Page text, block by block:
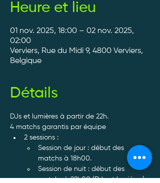
Heure et lieu
01 nov. 2025, 18:00 – 02 nov. 2025,
02:00
Verviers, Rue du Midi 9, 4800 Verviers,
Belgique
Détails
DJs et lumières à partir de 22h.
4 matchs garantis par équipe
2 sessions :
Session de jour : début des
matchs à 18h00.
Session de nuit : début des
matchs à 22h00 (DJs et lumières).